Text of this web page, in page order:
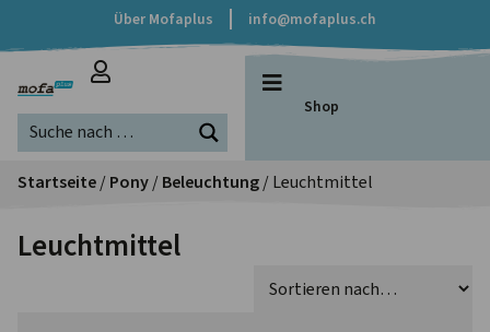
Über Mofaplus info@mofaplus.ch
Shop
Startseite/Pony/Beleuchtung/ Leuchtmittel
Leuchtmittel